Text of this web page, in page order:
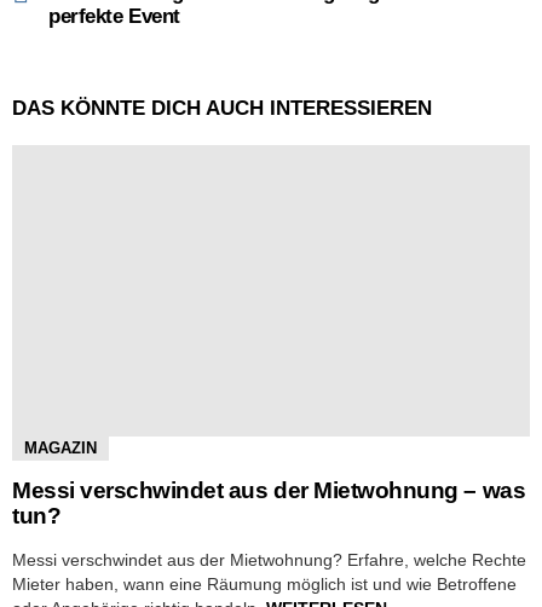
perfekte Event
DAS KÖNNTE DICH AUCH INTERESSIEREN
MAGAZIN
Messi verschwindet aus der Mietwohnung – was
tun?
Messi verschwindet aus der Mietwohnung? Erfahre, welche Rechte
Mieter haben, wann eine Räumung möglich ist und wie Betroffene